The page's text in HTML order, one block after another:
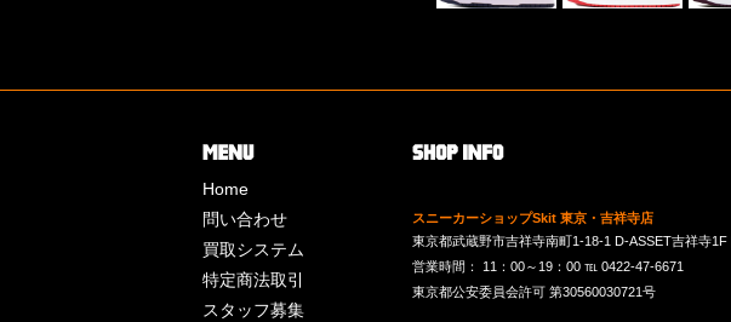
Home
問い合わせ
買取システム
特定商法取引
スタッフ募集
スニーカーショップSkit 東京・吉祥寺店
東京都武蔵野市吉祥寺南町1-18-1 D-ASSET吉祥寺1F
営業時間： 11：00～19：00 ℡ 0422-47-6671
東京都公安委員会許可 第30560030721号